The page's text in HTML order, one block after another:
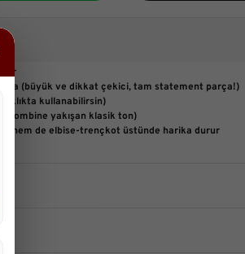
toka (büyük ve dikkat çekici, tam statement parça!)
kullanabilirsin)
kombine yakışan klasik ton)
hem de elbise-trençkot üstünde harika durur